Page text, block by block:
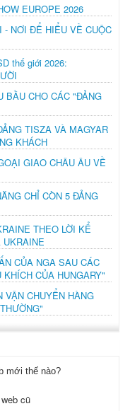
EUROPE 2026
- NƠI ĐỂ HIỂU VỀ CUỘC
thế giới 2026:
BẦU CHO CÁC "ĐẢNG
TISZA VÀ MAGYAR
KHÁCH
GIAO CHÂU ÂU VỀ
CHỈ CÒN 5 ĐẢNG
THEO LỜI KỂ
CỦA NGA SAU CÁC
CỦA HUNGARY"
VẬN CHUYỂN HÀNG
mới thế nào?
cũ